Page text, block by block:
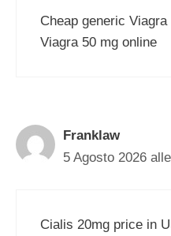
Cheap generic Viagra
Viagra 50 mg online
Franklaw
5 Agosto 2026
Cialis 20mg price in